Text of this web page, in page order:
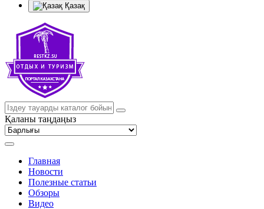
Қазақ
Қаланы таңдаңыз
Главная
Новости
Полезные статьи
Обзоры
Видео